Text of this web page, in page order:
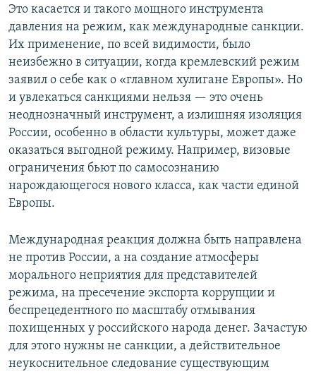
Это касается и такого мощного инструмента
давления на режим, как международные санкции.
Их применение, по всей видимости, было
неизбежно в ситуации, когда кремлевский режим
заявил о себе как о «главном хулигане Европы». Но
и увлекаться санкциями нельзя — это очень
неоднозначный инструмент, а излишняя изоляция
России, особенно в области культуры, может даже
оказаться выгодной режиму. Например, визовые
ограничения бьют по самосознанию
нарождающегося нового класса, как части единой
Европы.
Международная реакция должна быть направлена
не против России, а на создание атмосферы
морального неприятия для представителей
режима, на пресечение экспорта коррупции и
беспрецедентного по масштабу отмывания
похищенных у российского народа денег. Зачастую
для этого нужны не санкции, а действительное
неукоснительное следование существующим